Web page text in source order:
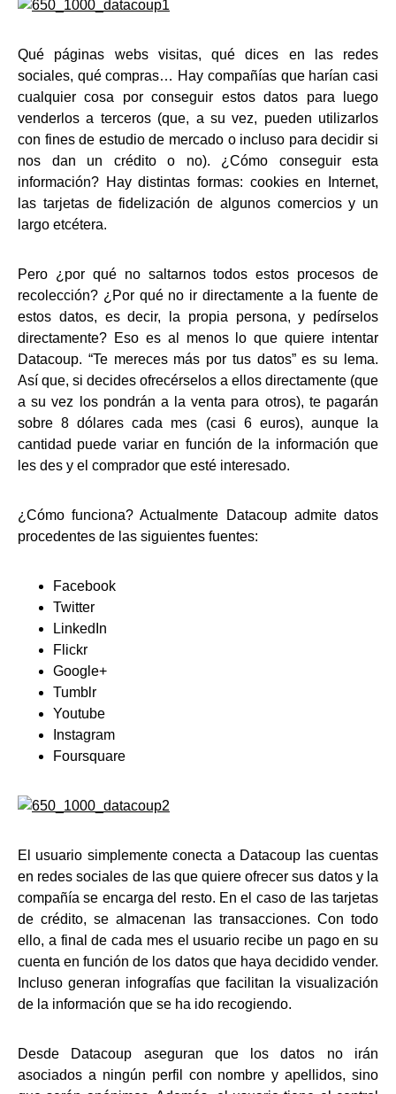
Qué páginas webs visitas, qué dices en las redes
sociales, qué compras… Hay compañías que harían casi
cualquier cosa por conseguir estos datos para luego
venderlos a terceros (que, a su vez, pueden utilizarlos
con fines de estudio de mercado o incluso para decidir si
nos dan un crédito o no). ¿Cómo conseguir esta
información? Hay distintas formas: cookies en Internet,
las tarjetas de fidelización de algunos comercios y un
largo etcétera.
Pero ¿por qué no saltarnos todos estos procesos de
recolección? ¿Por qué no ir directamente a la fuente de
estos datos, es decir, la propia persona, y pedírselos
directamente? Eso es al menos lo que quiere intentar
Datacoup. “Te mereces más por tus datos” es su lema.
Así que, si decides ofrecérselos a ellos directamente (que
a su vez los pondrán a la venta para otros), te pagarán
sobre 8 dólares cada mes (casi 6 euros), aunque la
cantidad puede variar en función de la información que
les des y el comprador que esté interesado.
¿Cómo funciona? Actualmente Datacoup admite datos
procedentes de las siguientes fuentes:
Facebook
Twitter
LinkedIn
Flickr
Google+
Tumblr
Youtube
Instagram
Foursquare
El usuario simplemente conecta a Datacoup las cuentas
en redes sociales de las que quiere ofrecer sus datos y la
compañía se encarga del resto. En el caso de las tarjetas
de crédito, se almacenan las transacciones. Con todo
ello, a final de cada mes el usuario recibe un pago en su
cuenta en función de los datos que haya decidido vender.
Incluso generan infografías que facilitan la visualización
de la información que se ha ido recogiendo.
Desde Datacoup aseguran que los datos no irán
asociados a ningún perfil con nombre y apellidos, sino